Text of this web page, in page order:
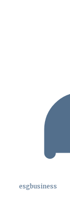
esgbusiness